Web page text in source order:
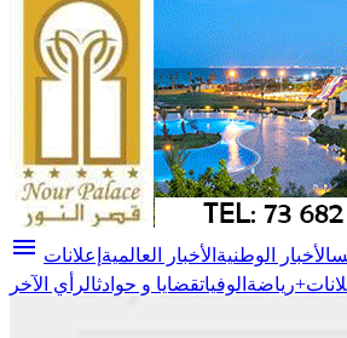
menu الأخبار الوطنية الأخبار العالمية إعلانات
رياضة الوفياتقضايا و حوادثالرأي الآخر